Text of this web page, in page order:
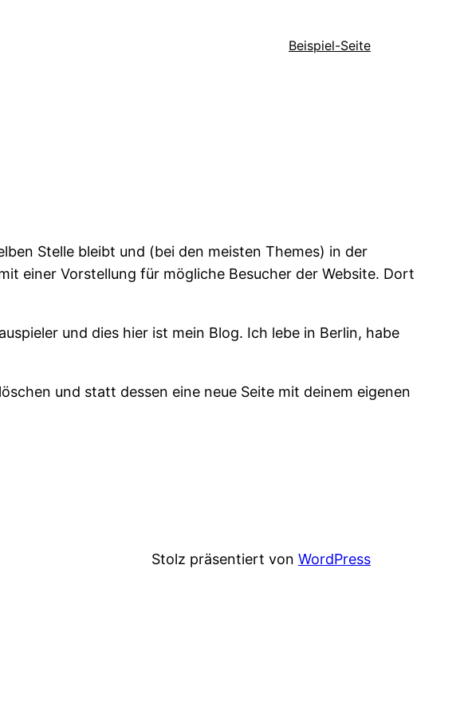
Beispiel-Seite
Stelle bleibt und (bei den meisten Themes) in der
einer Vorstellung für mögliche Besucher der Website. Dort
und dies hier ist mein Blog. Ich lebe in Berlin, habe
und statt dessen eine neue Seite mit deinem eigenen
Stolz präsentiert von WordPress